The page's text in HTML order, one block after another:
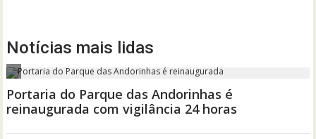
Notícias mais lidas